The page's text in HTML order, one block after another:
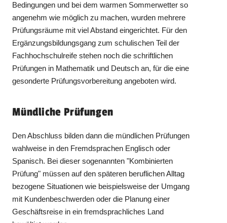
Bedingungen und bei dem warmen Sommerwetter so
angenehm wie möglich zu machen, wurden mehrere
Prüfungsräume mit viel Abstand eingerichtet. Für den
Ergänzungsbildungsgang zum schulischen Teil der
Fachhochschulreife stehen noch die schriftlichen
Prüfungen in Mathematik und Deutsch an, für die eine
gesonderte Prüfungsvorbereitung angeboten wird.
Mündliche Prüfungen
Den Abschluss bilden dann die mündlichen Prüfungen
wahlweise in den Fremdsprachen Englisch oder
Spanisch. Bei dieser sogenannten "Kombinierten
Prüfung" müssen auf den späteren beruflichen Alltag
bezogene Situationen wie beispielsweise der Umgang
mit Kundenbeschwerden oder die Planung einer
Geschäftsreise in ein fremdsprachliches Land